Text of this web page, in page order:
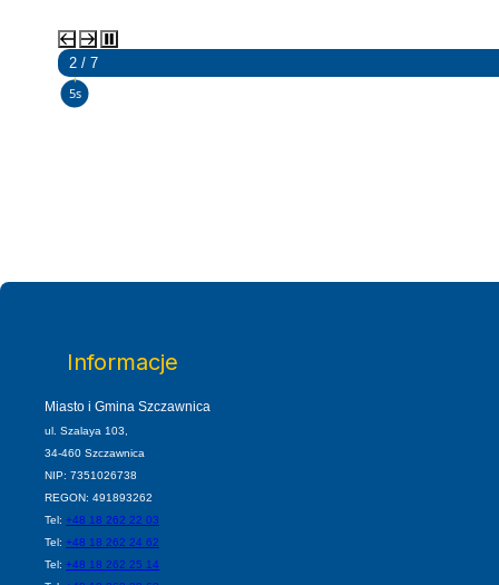
2 / 7
5s
Informacje
Miasto i Gmina Szczawnica
ul. Szalaya 103,
34-460 Szczawnica
NIP: 7351026738
REGON: 491893262
Tel: +48 18 262 22 03